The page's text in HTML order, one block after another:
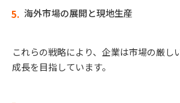
海外市場の展開と現地生産
これらの戦略により、企業は市場の厳し
成長を目指しています。